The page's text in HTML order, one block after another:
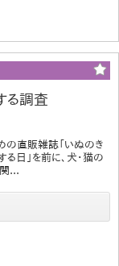
る調査
の直販雑誌「いぬのき
る日」を前に、犬・猫の
...